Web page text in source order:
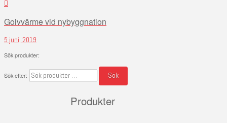
Golvvärme vid nybyggnation
5 juni, 2019
Sök produkter:
Sök efter: Sök
Produkter